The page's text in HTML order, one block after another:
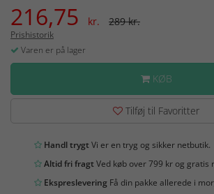
216,75 kr. 289 kr.
Prishistorik
Varen er på lager
KØB
Tilføj til Favoritter
Handl trygtVi er en tryg og sikker netbutik.
Altid fri fragtVed køb over 799 kr og gratis
Ekspreslevering Få din pakke allerede i